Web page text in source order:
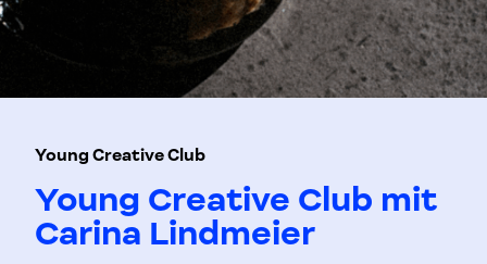
Young Creative Club
Young Creative Club mit
Carina Lindmeier